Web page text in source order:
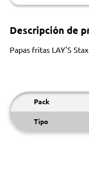
Descripción de
Papas fritas LAY'S
Pack
Tipo